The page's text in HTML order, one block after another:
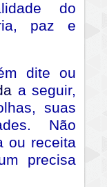
do
paz e
dite ou
a seguir,
suas
Não
ou receita
precisa